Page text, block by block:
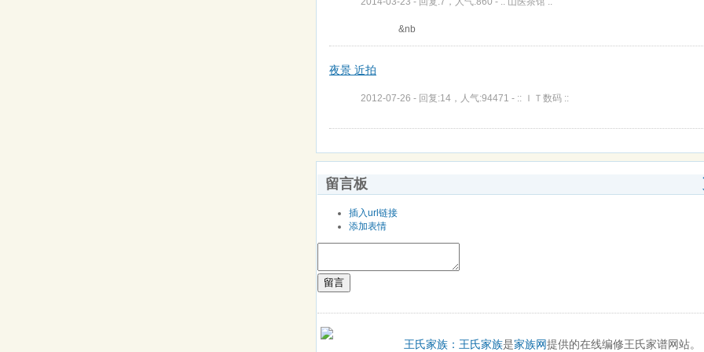
&nb
夜景 近拍
2012-07-26 - 回复:14，人气:94471 - :: ＩＴ数码 ::
留言板
插入url链接
添加表情
留言
王氏家族： 王氏家族是家族网提供的在线编修王氏家谱网站。